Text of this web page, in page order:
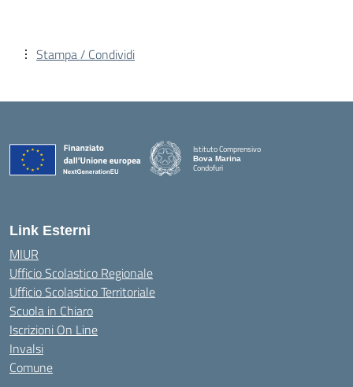
Stampa / Condividi
Istituto Comprensivo
Bova Marina
Condofuri
Link Esterni
MIUR
Ufficio Scolastico Regionale
Ufficio Scolastico Territoriale
Scuola in Chiaro
Iscrizioni On Line
Invalsi
Comune